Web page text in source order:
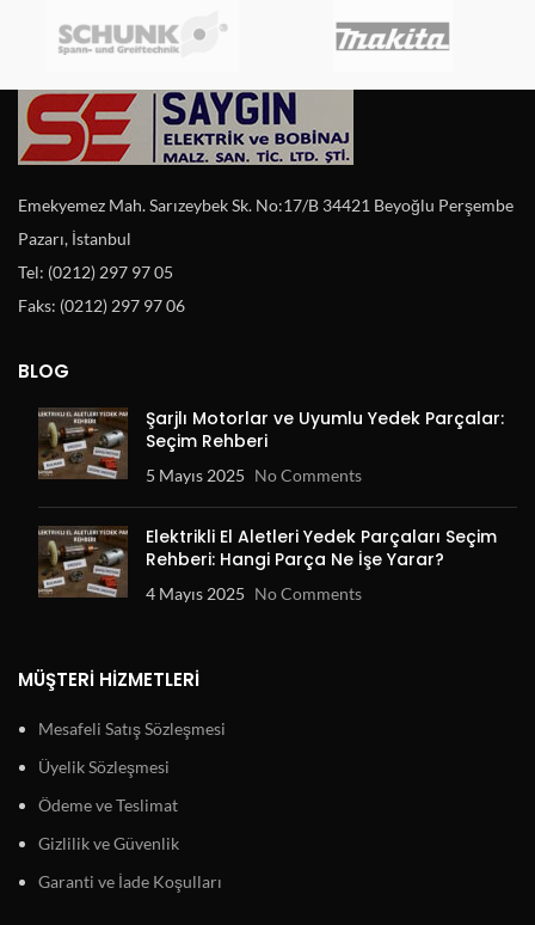
Emekyemez Mah. Sarızeybek Sk. No:17/B 34421 Beyoğlu Perşembe
Pazarı, İstanbul
Tel: (0212) 297 97 05
Faks: (0212) 297 97 06
BLOG
Şarjlı Motorlar ve Uyumlu Yedek Parçalar:
Seçim Rehberi
5 Mayıs 2025 No Comments
Elektrikli El Aletleri Yedek Parçaları Seçim
Rehberi: Hangi Parça Ne İşe Yarar?
4 Mayıs 2025 No Comments
MÜŞTERI HIZMETLERI
Mesafeli Satış Sözleşmesi
Üyelik Sözleşmesi
Ödeme ve Teslimat
Gizlilik ve Güvenlik
Garanti ve İade Koşulları